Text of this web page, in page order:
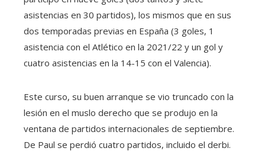
asistencias en 30 partidos), los mismos que en sus
dos temporadas previas en España (3 goles, 1
asistencia con el Atlético en la 2021/22 y un gol y
cuatro asistencias en la 14-15 con el Valencia).
Este curso, su buen arranque se vio truncado con la
lesión en el muslo derecho que se produjo en la
ventana de partidos internacionales de septiembre.
De Paul se perdió cuatro partidos, incluido el derbi.